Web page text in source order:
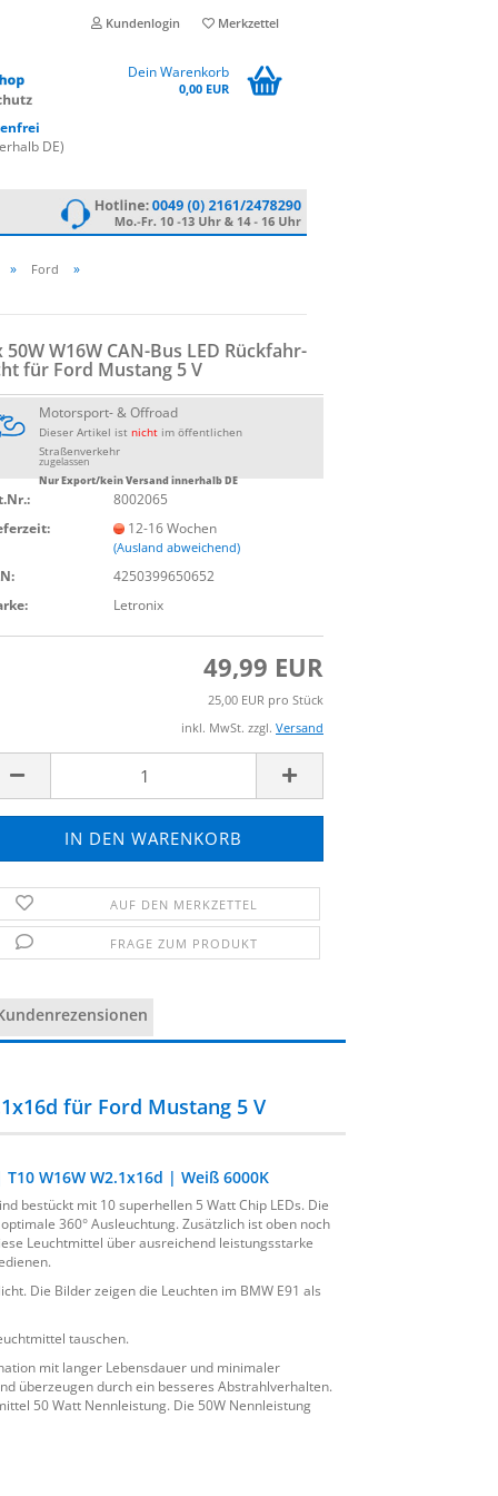
Kundenlogin Merkzettel
DE)
Dein Warenkorb
0,00 EUR
» Ford »
50W W16W CAN-​Bus LED Rück­fahr­
für Ford Mus­tang 5 V
8002065
12-16 Wochen
(Ausland abweichend)
4250399650652
Letronix
Motorsport- & Offroad
Dieser Artikel ist nicht im öffentlichen
Straßenverkehr
zugelassen
Nur Export/kein Versand innerhalb DE
49,99 EUR
25,00 EUR pro Stück
inkl. MwSt. zzgl. Versand
AUF DEN MERKZETTEL
FRAGE ZUM PRODUKT
für Ford Mustang 5 V
W16W W2.1x16d | Weiß 6000K
bestückt mit 10 superhellen 5 Watt Chip LEDs. Die
360° Ausleuchtung. Zusätzlich ist oben noch
Leuchtmittel über ausreichend leistungsstarke
Die Bilder zeigen die Leuchten im BMW E91 als
tauschen.
mit langer Lebensdauer und minimaler
überzeugen durch ein besseres Abstrahlverhalten.
50 Watt Nennleistung. Die 50W Nennleistung